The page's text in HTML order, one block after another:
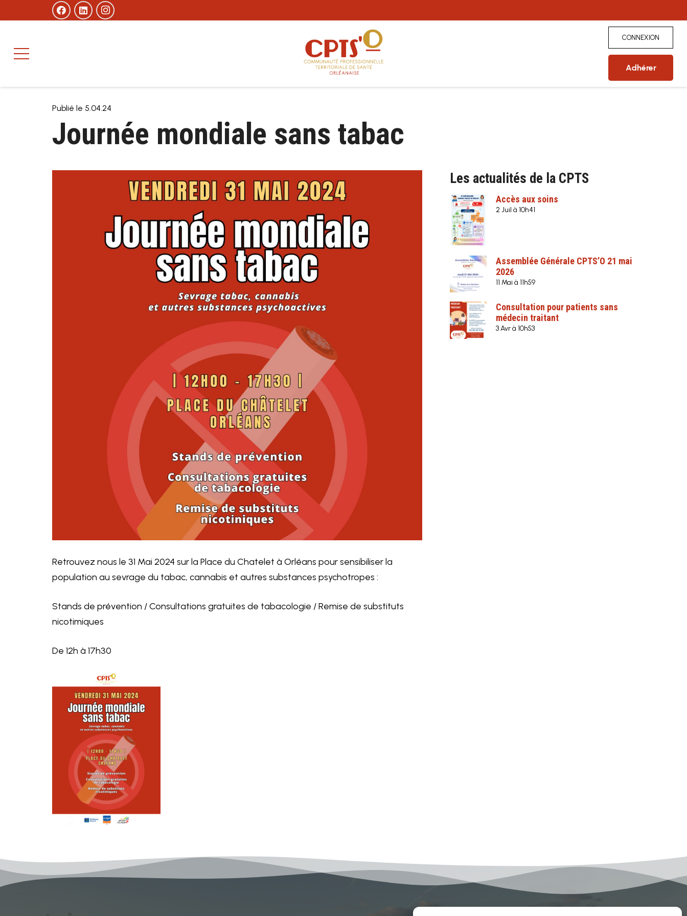
CONNEXION
Adhérer
Publié le 5.04.24
Journée mondiale sans tabac
Retrouvez nous le 31 Mai 2024 sur la Place du Chatelet à Orléans pour sensibiliser la
population au sevrage du tabac, cannabis et autres substances psychotropes :
Stands de prévention / Consultations gratuites de tabacologie / Remise de substituts
nicotimiques
De 12h à 17h30
Les actualités de la CPTS
Accès aux soins
2 Juil à 10h41
Assemblée Générale CPTS’O 21 mai
2026
11 Mai à 11h59
Consultation pour patients sans
médecin traitant
3 Avr à 10h53